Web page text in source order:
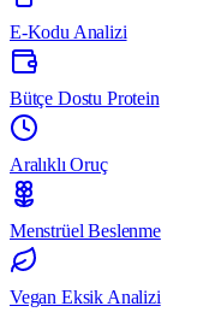
E-Kodu Analizi
Bütçe Dostu Protein
Aralıklı Oruç
Menstrüel Beslenme
Vegan Eksik Analizi